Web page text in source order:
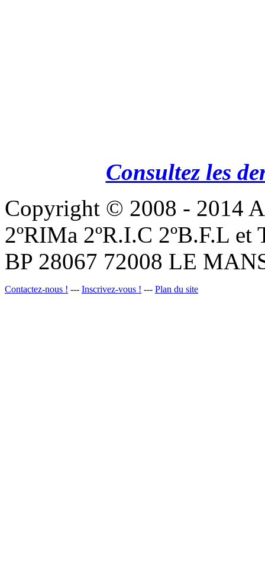
Consultez les
Copyright © 2008 - 2014
2ºRIMa 2ºR.I.C 2ºB.F.L
BP 28067 72008 LE
Contactez-nous ! --- Inscrivez-vous ! --- Plan du site